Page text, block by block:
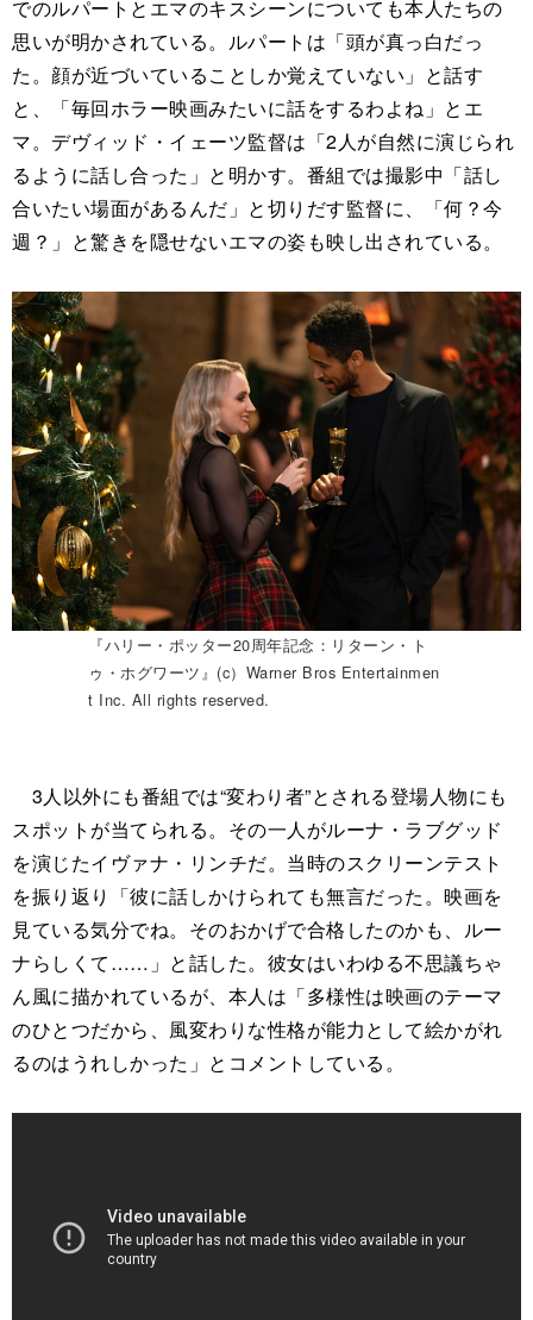
でのルパートとエマのキスシーンについても本人たちの
思いが明かされている。ルパートは「頭が真っ白だっ
た。顔が近づいていることしか覚えていない」と話す
と、「毎回ホラー映画みたいに話をするわよね」とエ
マ。デヴィッド・イェーツ監督は「2人が自然に演じられ
るように話し合った」と明かす。番組では撮影中「話し
合いたい場面があるんだ」と切りだす監督に、「何？今
週？」と驚きを隠せないエマの姿も映し出されている。
『ハリー・ポッター20周年記念：リターン・ト
ゥ・ホグワーツ』(c）Warner Bros Entertainmen
t Inc. All rights reserved.
3人以外にも番組では“変わり者”とされる登場人物にも
スポットが当てられる。その一人がルーナ・ラブグッド
を演じたイヴァナ・リンチだ。当時のスクリーンテスト
を振り返り「彼に話しかけられても無言だった。映画を
見ている気分でね。そのおかげで合格したのかも、ルー
ナらしくて……」と話した。彼女はいわゆる不思議ちゃ
ん風に描かれているが、本人は「多様性は映画のテーマ
のひとつだから、風変わりな性格が能力として絵かがれ
るのはうれしかった」とコメントしている。